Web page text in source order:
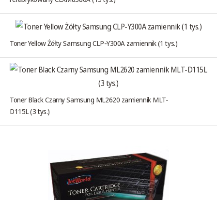
Toner Yellow Żółty Samsung CLP-Y300A zamiennik (1 tys.)
Toner Black Czarny Samsung ML2620 zamiennik MLT-
D115L (3 tys.)